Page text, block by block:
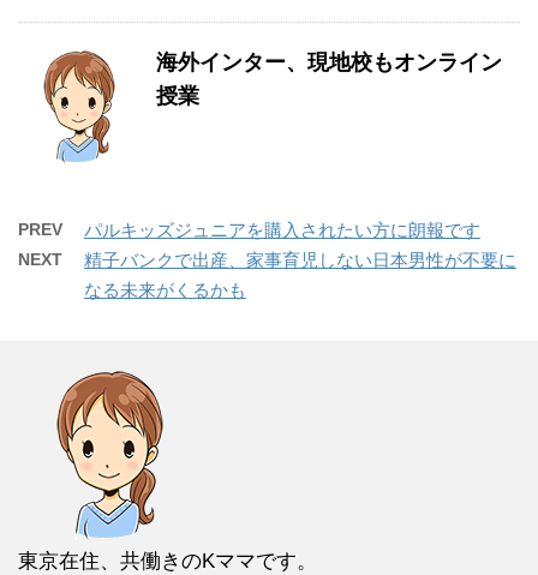
海外インター、現地校もオンライン
授業
PREV パルキッズジュニアを購入されたい方に朗報です
NEXT
精子バンクで出産、家事育児しない日本男性が不要に
なる未来がくるかも
東京在住、共働きのKママです。